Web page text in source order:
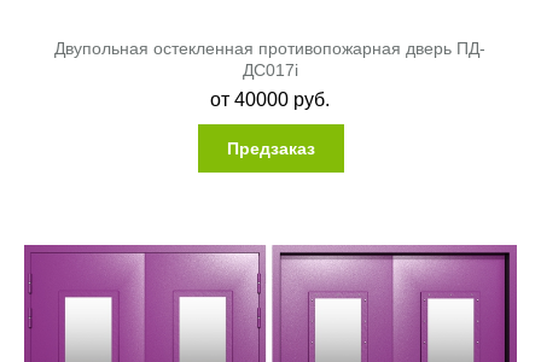
Двупольная остекленная противопожарная дверь ПД-
ДC017i
от40000 руб.
Предзаказ